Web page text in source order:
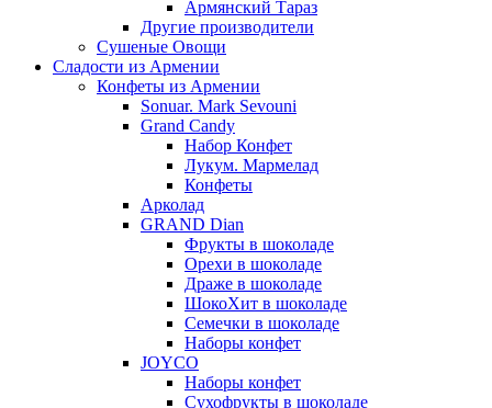
Армянский Тараз
Другие производители
Сушеные Овощи
Сладости из Армении
Конфеты из Армении
Sonuar. Mark Sevouni
Grand Candy
Набор Конфет
Лукум. Мармелад
Конфеты
Арколад
GRAND Dian
Фрукты в шоколаде
Орехи в шоколаде
Драже в шоколаде
ШокоХит в шоколаде
Семечки в шоколаде
Наборы конфет
JOYCO
Наборы конфет
Сухофрукты в шоколаде